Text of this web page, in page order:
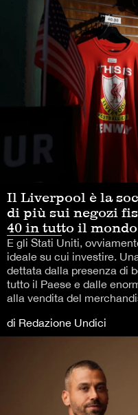
Il Liverpool è la
di più sui negozi
40 in tutto il mondo
E gli Stati Uniti,
ideale su cui investire.
dettata dalla presenza di
tutto il Paese e dalle
alla vendita del
di Redazione Undici